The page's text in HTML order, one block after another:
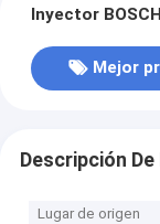
Inyector
Mejor
Descripción
Lugar de origen